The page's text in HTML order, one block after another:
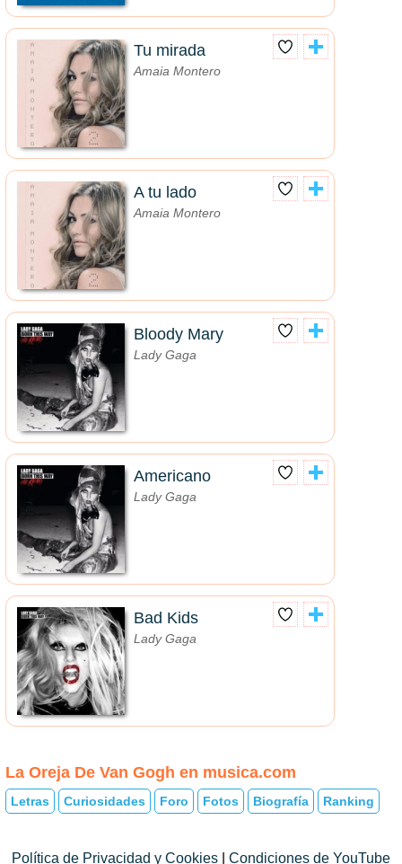
Tu mirada
Amaia Montero
A tu lado
Amaia Montero
Bloody Mary
Lady Gaga
Americano
Lady Gaga
Bad Kids
Lady Gaga
La Oreja De Van Gogh en musica.com
Letras Curiosidades Foro Fotos Biografía Ranking
Política de Privacidad y Cookies Condiciones de YouTube